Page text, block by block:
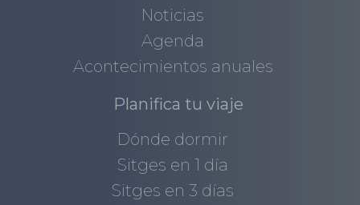
Noticias
Agenda
Acontecimientos anuales
Planifica tu viaje
Dónde dormir
Sitges en 1 día
Sitges en 3 días